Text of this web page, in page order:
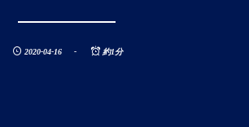
2020-04-16 約1分